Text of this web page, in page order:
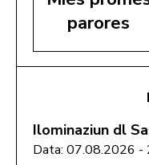
parores
Ilominaziun dl
Data: 07.08.2026 -